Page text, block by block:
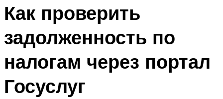
Как проверить
задолженность по
налогам через портал
Госуслуг